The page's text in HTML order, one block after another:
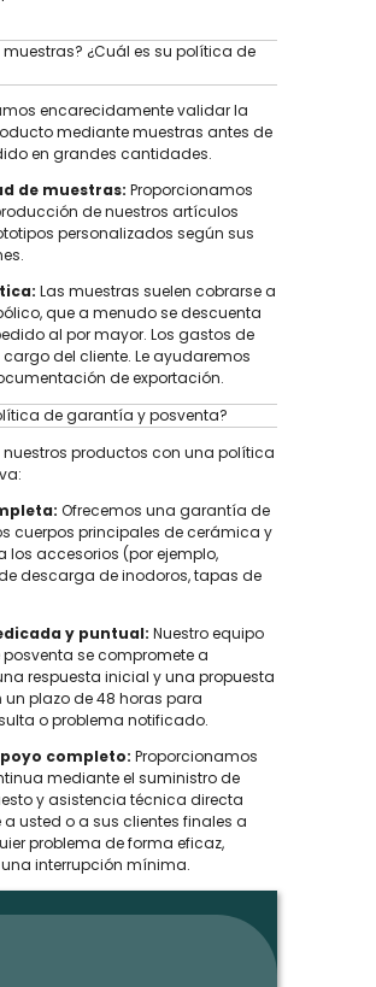
muestras? ¿Cuál es su política de
encarecidamente validar la
mediante muestras antes de
en grandes cantidades.
de muestras: Proporcionamos
de nuestros artículos
personalizados según sus
Las muestras suelen cobrarse a
que a menudo se descuenta
al por mayor. Los gastos de
del cliente. Le ayudaremos
de exportación.
de garantía y posventa?
productos con una política
Ofrecemos una garantía de
cuerpos principales de cerámica y
los accesorios (por ejemplo,
descarga de inodoros, tapas de
y puntual: Nuestro equipo
se compromete a
respuesta inicial y una propuesta
un plazo de 48 horas para
o problema notificado.
completo: Proporcionamos
mediante el suministro de
y asistencia técnica directa
usted o a sus clientes finales a
problema de forma eficaz,
interrupción mínima.